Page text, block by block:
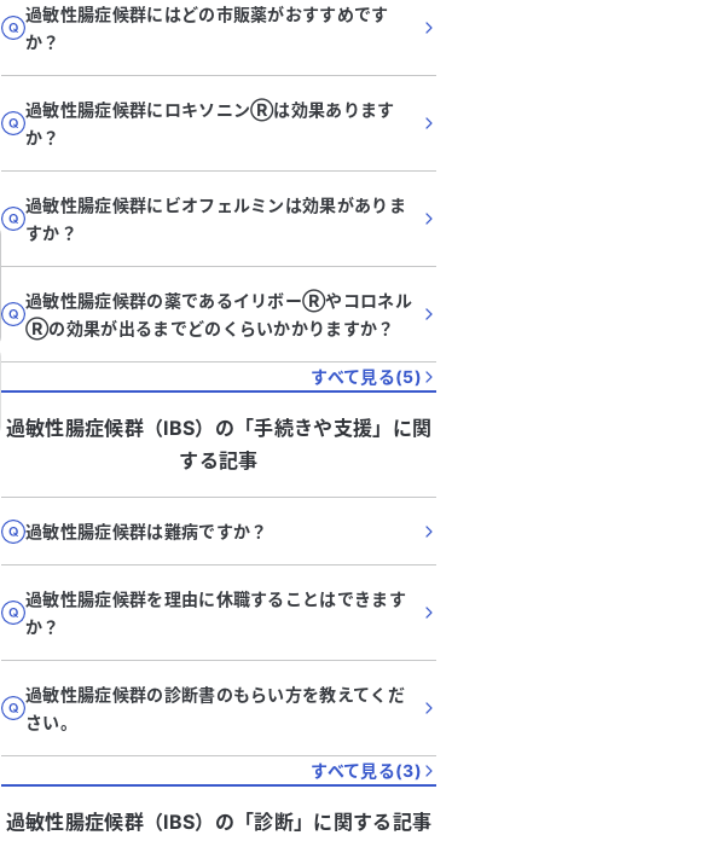
過敏性腸症候群にはどの市販薬がおすすめです
か？
過敏性腸症候群にロキソニンⓇは効果あります
か？
過敏性腸症候群にビオフェルミンは効果がありま
すか？
過敏性腸症候群の薬であるイリボーⓇやコロネル
Ⓡの効果が出るまでどのくらいかかりますか？
すべて見る(5)
過敏性腸症候群（IBS） の「手続きや支援」に関
する記事
過敏性腸症候群は難病ですか？
過敏性腸症候群を理由に休職することはできます
か？
過敏性腸症候群の診断書のもらい方を教えてくだ
さい。
すべて見る(3)
過敏性腸症候群（IBS） の「診断」に関する記事